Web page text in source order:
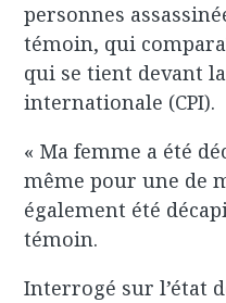
personnes
témoin, qui
qui se tient devant
internationale (CPI).
« Ma femme a été
même pour une de
également été
témoin.
Interrogé sur l’état